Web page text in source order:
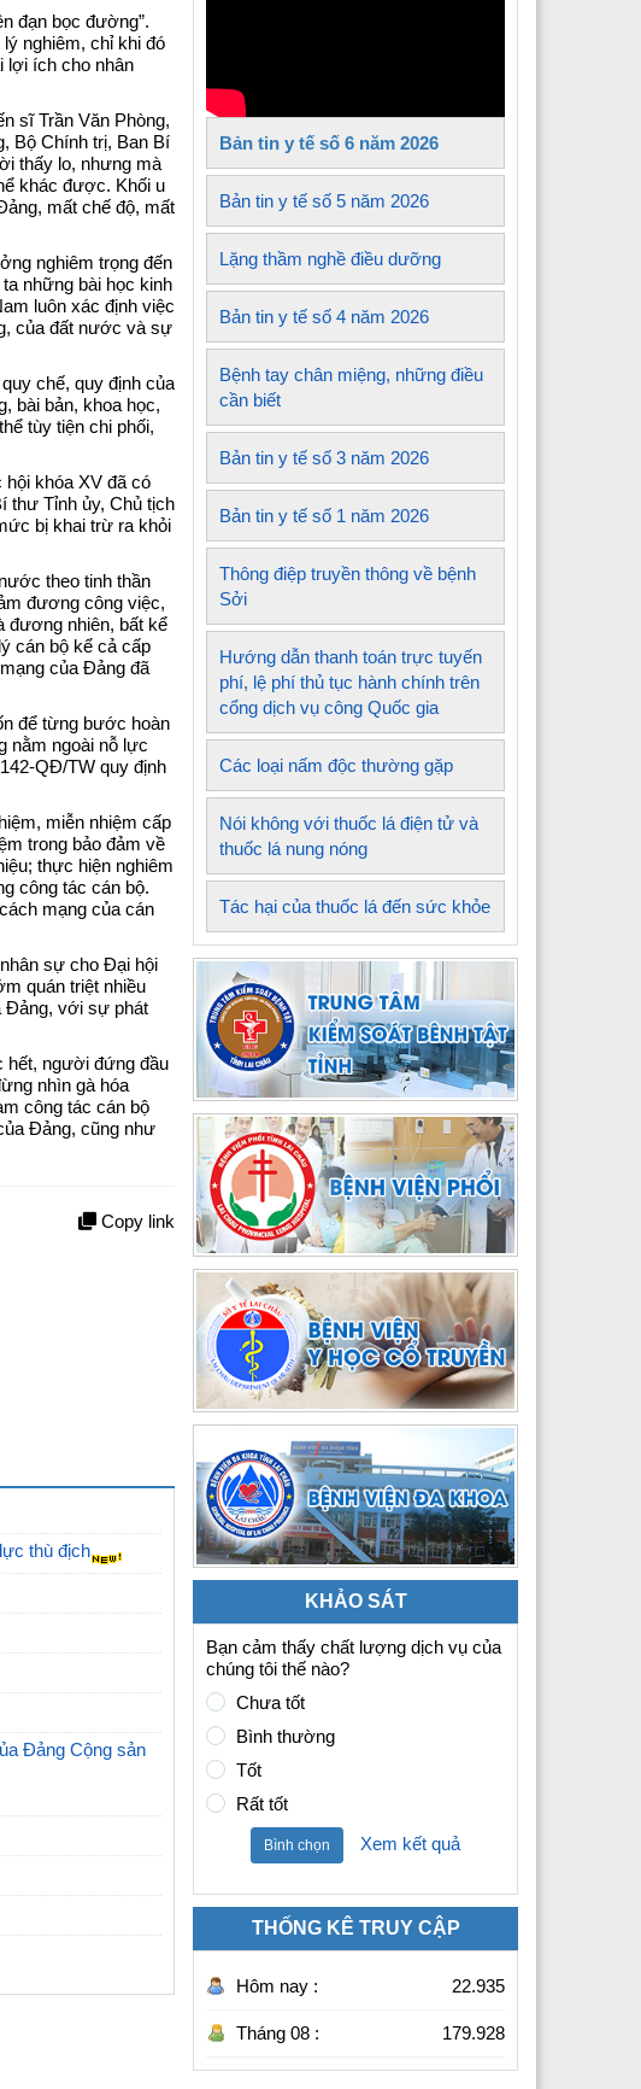
Trạm Y tế xã Mường Kim
Trạm Y tế xã Nậm Sỏ
Trạm Y tế xã Sin Suối Hồ
Trạm Y tế xã Mường Mô
Trạm Y tế xã Than Uyên
Trạm Y tế xã Mường Khoa
đạn bọc đường”.
nghiêm, chỉ khi đó
lợi ích cho nhân
sĩ Trần Văn Phòng,
Bộ Chính trị, Ban Bí
thấy lo, nhưng mà
khác được. Khối u
mất chế độ, mất
nghiêm trọng đến
những bài học kinh
luôn xác định việc
của đất nước và sự
chế, quy định của
bài bản, khoa học,
tùy tiện chi phối,
khóa XV đã có
thư Tỉnh ủy, Chủ tịch
bị khai trừ ra khỏi
theo tinh thần
đương công việc,
đương nhiên, bất kể
cán bộ kể cả cấp
của Đảng đã
để từng bước hoàn
nằm ngoài nỗ lực
QĐ/TW quy định
miễn nhiệm cấp
trong bảo đảm về
thực hiện nghiêm
công tác cán bộ.
mạng của cán
sự cho Đại hội
quán triệt nhiều
Đảng, với sự phát
hết, người đứng đầu
nhìn gà hóa
công tác cán bộ
Đảng, cũng như
Copy link
thù địch
Đảng Cộng sản
Bản tin y tế số 6 năm 2026
Bản tin y tế số 5 năm 2026
Lặng thầm nghề điều dưỡng
Bản tin y tế số 4 năm 2026
Bệnh tay chân miệng, những điều
cần biết
Bản tin y tế số 3 năm 2026
Bản tin y tế số 1 năm 2026
Thông điệp truyền thông về bệnh
Sởi
Hướng dẫn thanh toán trực tuyến
phí, lệ phí thủ tục hành chính trên
cổng dịch vụ công Quốc gia
Các loại nấm độc thường gặp
Nói không với thuốc lá điện tử và
thuốc lá nung nóng
Tác hại của thuốc lá đến sức khỏe
KHẢO SÁT
Bạn cảm thấy chất lượng dịch vụ của
chúng tôi thế nào?
Chưa tốt
Bình thường
Tốt
Rất tốt
Bình chọn Xem kết quả
THỐNG KÊ TRUY CẬP
Hôm nay : 22.935
Tháng 08 : 179.928